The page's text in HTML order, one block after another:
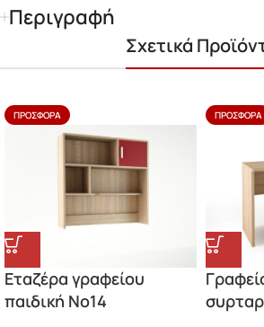
Περιγραφή
Σχετικά
ΠΡΟΣΦΟΡΆ
Εταζέρα γραφείου
παιδική Νο14
ΠΡΟΣΦΟΡΆ